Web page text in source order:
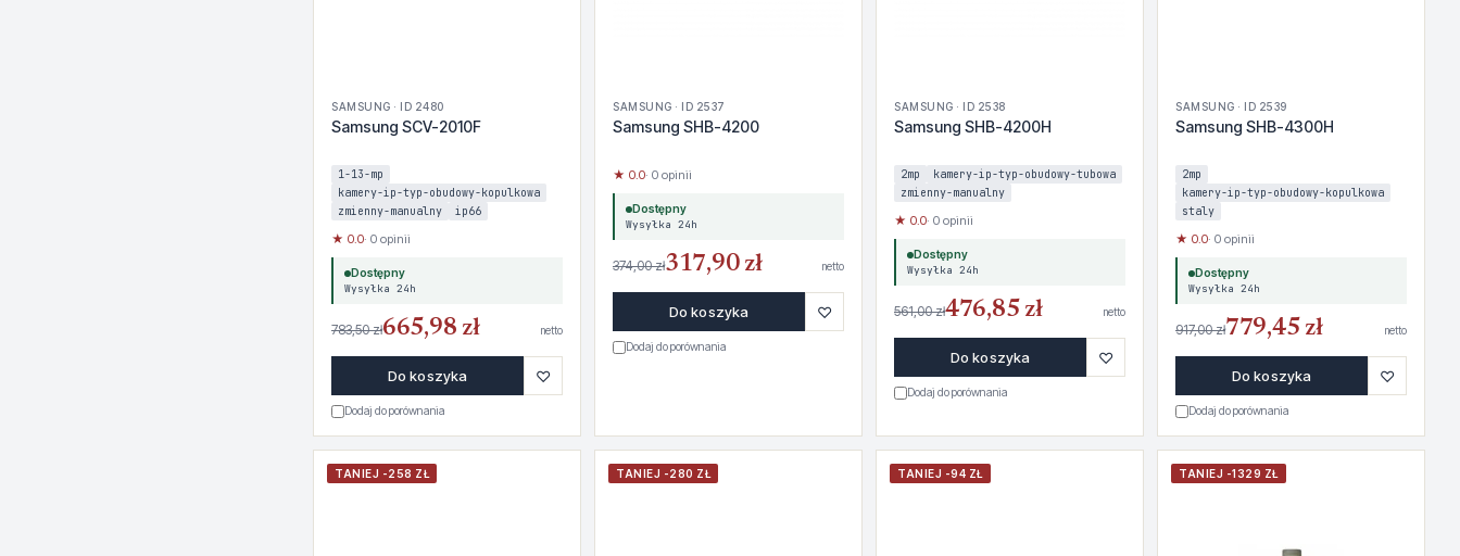
SAMSUNG · ID 2480
Samsung SCV-2010F
1-13-mp
kamery-ip-typ-obudowy-kopulkowa
zmienny-manualny
ip66
★ 0.0· 0 opinii
Dostępny
Wysyłka 24h
783,50 zł665,98 zł netto
Do koszyka ♡
Dodaj do porównania
SAMSUNG · ID 2537
Samsung SHB-4200
★ 0.0· 0 opinii
Dostępny
Wysyłka 24h
374,00 zł317,90 zł netto
Do koszyka ♡
Dodaj do porównania
SAMSUNG · ID 2538
Samsung SHB-4200H
2mp
kamery-ip-typ-obudowy-tubowa
zmienny-manualny
★ 0.0· 0 opinii
Dostępny
Wysyłka 24h
561,00 zł476,85 zł netto
Do koszyka ♡
Dodaj do porównania
SAMSUNG · ID 2539
Samsung SHB-4300H
2mp
kamery-ip-typ-obudowy-kopulkowa
staly
★ 0.0· 0 opinii
Dostępny
Wysyłka 24h
917,00 zł779,45 zł netto
Do koszyka ♡
Dodaj do porównania
TANIEJ -258 ZŁ TANIEJ -280 ZŁ TANIEJ -94 ZŁ TANIEJ -1329 ZŁ